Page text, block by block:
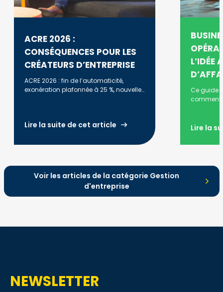
ACRE 2026 :
CONSÉQUENCES POUR LES
CRÉATEURS D’ENTREPRISE
ACRE 2026 : fin de l’automaticité,
exonération plafonnée à 25 %, nouvelles
Lire la suite de cet article
L’IDÉE
Ce guide
comment
terrain, le
claire.
Lire la
Voir les articles de la catégorie Gestion
d'entreprise
NEWSLETTER